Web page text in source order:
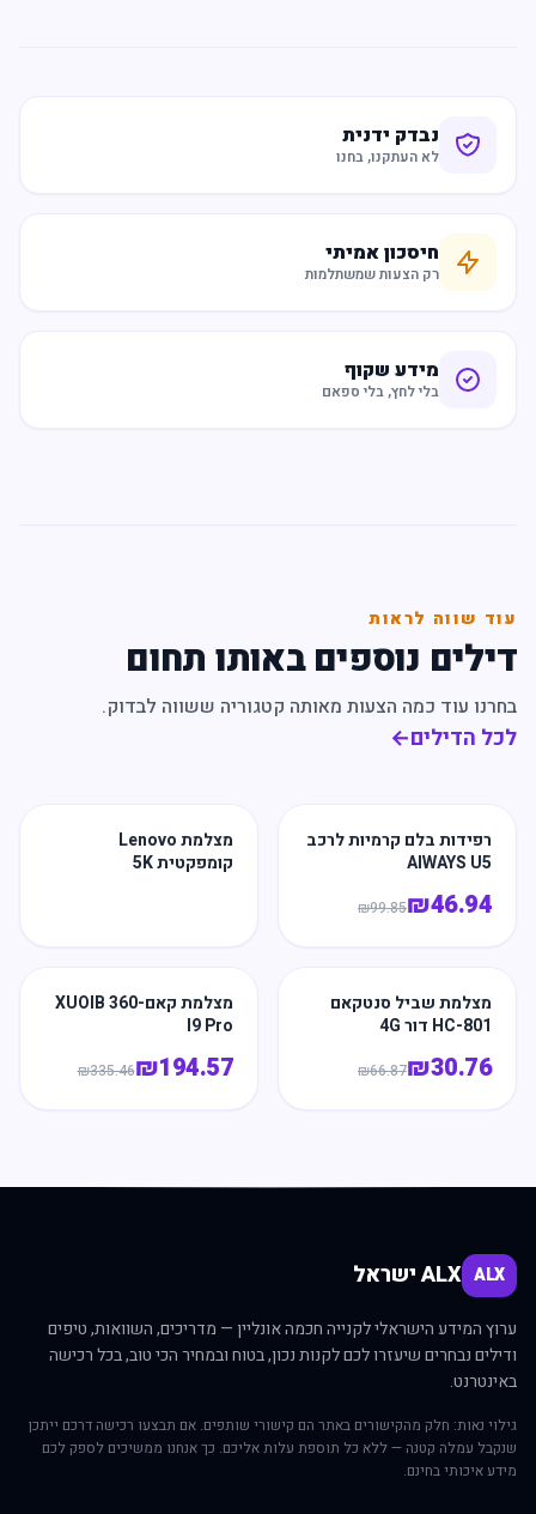
נבדק ידנית
לא העתקנו, בחנו
חיסכון אמיתי
רק הצעות שמשתלמות
מידע שקוף
בלי לחץ, בלי ספאם
עוד שווה לראות
דילים נוספים באותו תחום
בחרנו עוד כמה הצעות מאותה קטגוריה ששווה לבדוק.
לכל הדילים←
רפידות בלם קרמיות לרכב
AIWAYS U5
₪46.94
₪99.85
מצלמת Lenovo
קומפקטית 5K
מצלמת שביל סנטקאם
HC-801 דור 4G
₪30.76
₪66.87
מצלמת קאם-360 XUOIB
I9 Pro
₪194.57
₪335.46
ALX ALX ישראל
ערוץ המידע הישראלי לקנייה חכמה אונליין — מדריכים, השוואות, טיפים
ודילים נבחרים שיעזרו לכם לקנות נכון, בטוח ובמחיר הכי טוב, בכל רכישה
באינטרנט.
גילוי נאות: חלק מהקישורים באתר הם קישורי שותפים. אם תבצעו רכישה דרכם ייתכן
שנקבל עמלה קטנה — ללא כל תוספת עלות אליכם. כך אנחנו ממשיכים לספק לכם
מידע איכותי בחינם.